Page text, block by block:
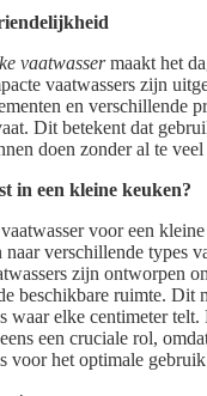
vaatwassermaakt het
vaatwassers zijn
en verschillende
Dit betekent dat
doen zonder al te veel
in een kleine keuken?
voor een
verschillende types
zijn ontworpen
beschikbare ruimte. Dit
waar elke centimeter
een cruciale rol,
voor het optimale